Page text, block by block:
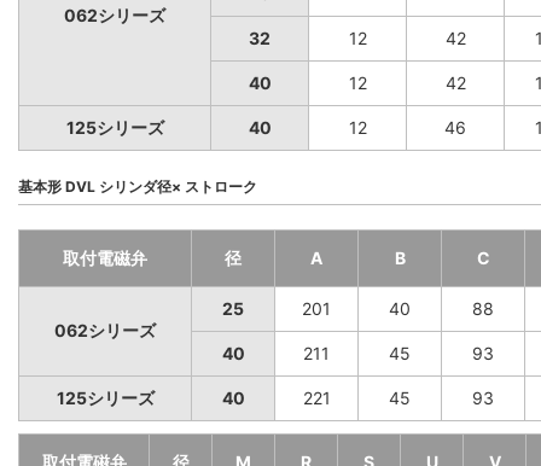
062シリーズ
32 12 42
40 12 42
125シリーズ 40 12 46
基本形 DVL シリンダ径× ストローク
取付電磁弁 径 A B C
062シリーズ
25 201 40 88
40 211 45 93
125シリーズ 40 221 45 93
取付電磁弁 径 M R S U V